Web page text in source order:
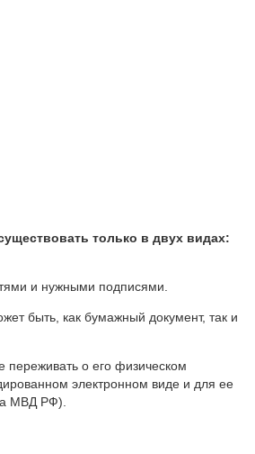
только в двух видах:
и нужными подписями.
быть, как бумажный документ, так и
переживать о его физическом
электронном виде и для ее
МВД РФ).